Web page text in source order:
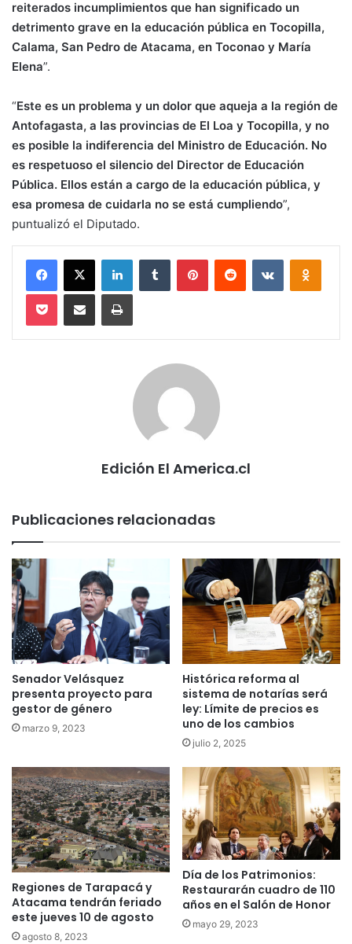
reiterados incumplimientos que han significado un
detrimento grave en la educación pública en Tocopilla,
Calama, San Pedro de Atacama, en Toconao y María
Elena”.
“Este es un problema y un dolor que aqueja a la región de
Antofagasta, a las provincias de El Loa y Tocopilla, y no
es posible la indiferencia del Ministro de Educación. No
es respetuoso el silencio del Director de Educación
Pública. Ellos están a cargo de la educación pública, y
esa promesa de cuidarla no se está cumpliendo”,
puntualizó el Diputado.
Facebook
X LinkedInTumblr PinterestReddit VKontakte
Pocket Compartir via email Imprimir
Edición El America.cl
Publicaciones relacionadas
Senador Velásquez
presenta proyecto para
gestor de género
marzo 9, 2023
Histórica reforma al
sistema de notarías será
ley: Límite de precios es
uno de los cambios
julio 2, 2025
Regiones de Tarapacá y
Atacama tendrán feriado
este jueves 10 de agosto
agosto 8, 2023
Día de los Patrimonios:
Restaurarán cuadro de 110
años en el Salón de Honor
mayo 29, 2023